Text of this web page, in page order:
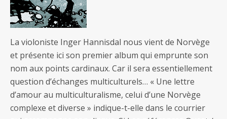
La violoniste Inger Hannisdal nous vient de Norvège
et présente ici son premier album qui emprunte son
nom aux points cardinaux. Car il sera essentiellement
question d’échanges multiculturels… « Une lettre
d’amour au multiculturalisme, celui d’une Norvège
complexe et diverse » indique-t-elle dans le courrier